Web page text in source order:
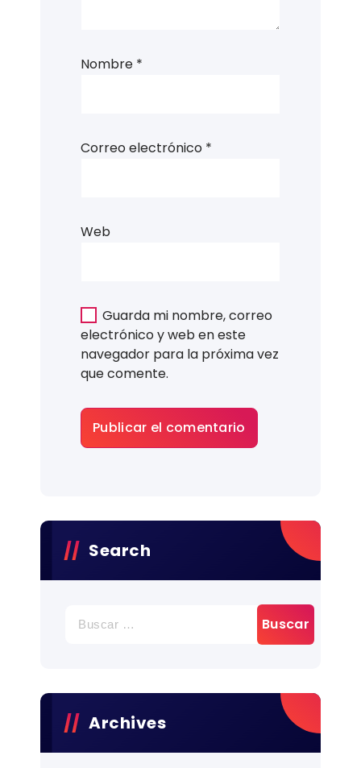
Nombre *
Correo electrónico *
Web
Guarda mi nombre, correo
electrónico y web en este
navegador para la próxima vez
que comente.
Search
Archives